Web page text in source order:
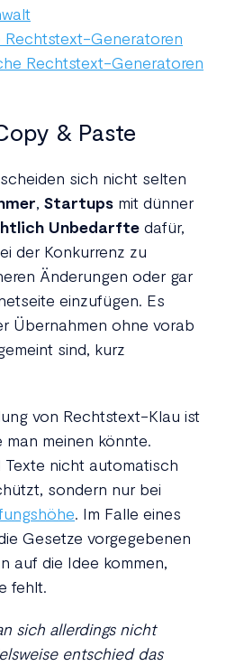
Generatoren
Rechtstext-Generatoren
& Paste
sich nicht selten
, Startupsmit dünner
Unbedarftedafür,
der Konkurrenz zu
Änderungen oder gar
einzufügen. Es
Übernahmen ohne vorab
sind, kurz
von Rechtstext-Klau ist
meinen könnte.
nicht automatisch
sondern nur bei
. Im Falle eines
Gesetze vorgegebenen
auf die Idee kommen,
fehlt.
sich allerdings nicht
entschied das